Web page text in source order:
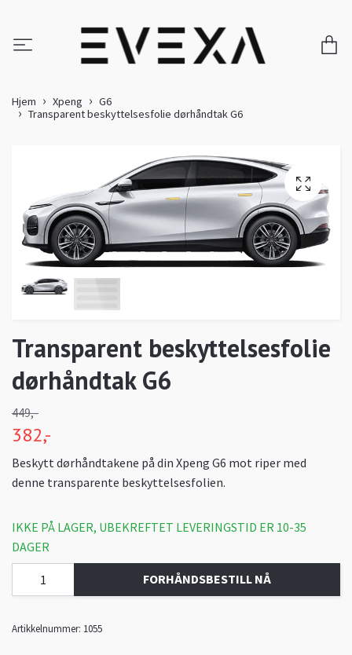
Hjem Xpeng
G6
Transparent beskyttelsesfolie dørhåndtak G6
Transparent beskyttelsesfolie
dørhåndtak G6
449,-
382,-
Beskytt dørhåndtakene på din Xpeng G6 mot riper med
denne transparente beskyttelsesfolien.
IKKE PÅ LAGER, UBEKREFTET LEVERINGSTID ER 10-35
DAGER
FORHÅNDSBESTILL NÅ
Artikkelnummer: 1055